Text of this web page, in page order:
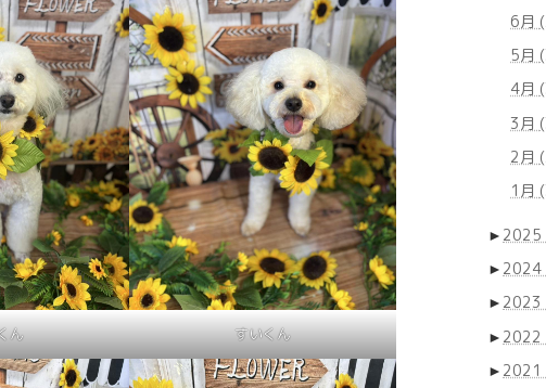
ん すいくん
6月
5月
4月
3月
2月
1月
► 2025
► 2024
► 2023
► 2022
► 2021